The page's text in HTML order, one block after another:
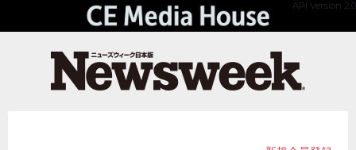
API Version 2.0